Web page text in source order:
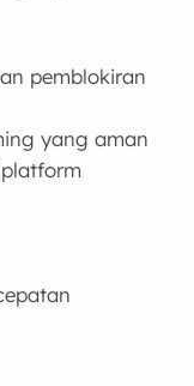
pemblokiran
yang aman